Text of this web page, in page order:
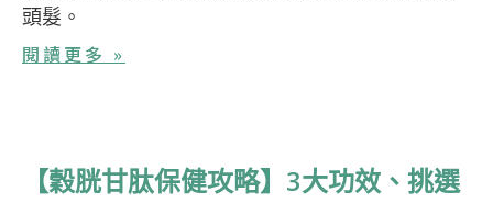
頭髮。
閱讀更多 »
【穀胱甘肽保健攻略】3大功效、挑選